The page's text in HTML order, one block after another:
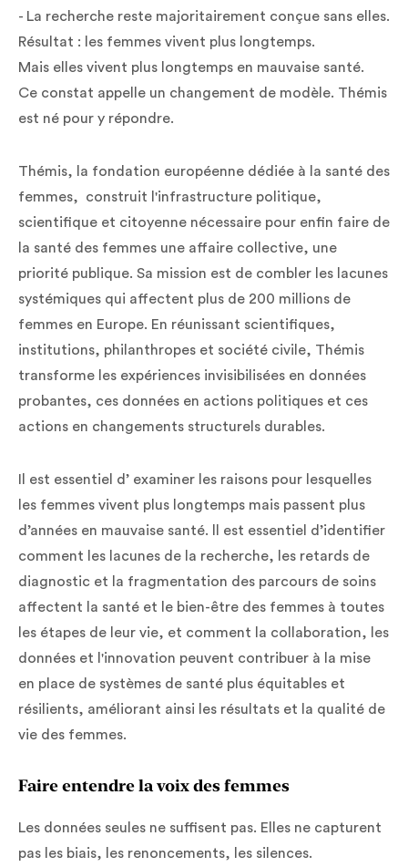
- La recherche reste majoritairement conçue sans elles.
Résultat : les femmes vivent plus longtemps.
Mais elles vivent plus longtemps en mauvaise santé.
Ce constat appelle un changement de modèle. Thémis
est né pour y répondre.
Thémis, la fondation européenne dédiée à la santé des
femmes, construit l'infrastructure politique,
scientifique et citoyenne nécessaire pour enfin faire de
la santé des femmes une affaire collective, une
priorité publique. Sa mission est de combler les lacunes
systémiques qui affectent plus de 200 millions de
femmes en Europe. En réunissant scientifiques,
institutions, philanthropes et société civile, Thémis
transforme les expériences invisibilisées en données
probantes, ces données en actions politiques et ces
actions en changements structurels durables.
Il est essentiel d’ examiner les raisons pour lesquelles
les femmes vivent plus longtemps mais passent plus
d’années en mauvaise santé. ll est essentiel d’identifier
comment les lacunes de la recherche, les retards de
diagnostic et la fragmentation des parcours de soins
affectent la santé et le bien-être des femmes à toutes
les étapes de leur vie, et comment la collaboration, les
données et l'innovation peuvent contribuer à la mise
en place de systèmes de santé plus équitables et
résilients, améliorant ainsi les résultats et la qualité de
vie des femmes.
Faire entendre la voix des femmes
Les données seules ne suffisent pas. Elles ne capturent
pas les biais, les renoncements, les silences.